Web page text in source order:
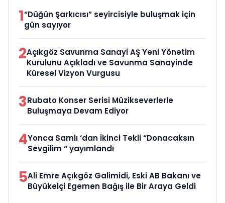
1“Düğün Şarkıcısı” seyircisiyle buluşmak için
gün sayıyor
2Açıkgöz Savunma Sanayi AŞ Yeni Yönetim
Kurulunu Açıkladı ve Savunma Sanayinde
Küresel Vizyon Vurgusu
3Rubato Konser Serisi Müzikseverlerle
Buluşmaya Devam Ediyor
4Yonca Samlı ‘dan İkinci Tekli “Donacaksın
Sevgilim “ yayımlandı
5Ali Emre Açıkgöz Galimidi, Eski AB Bakanı ve
Büyükelçi Egemen Bağış ile Bir Araya Geldi